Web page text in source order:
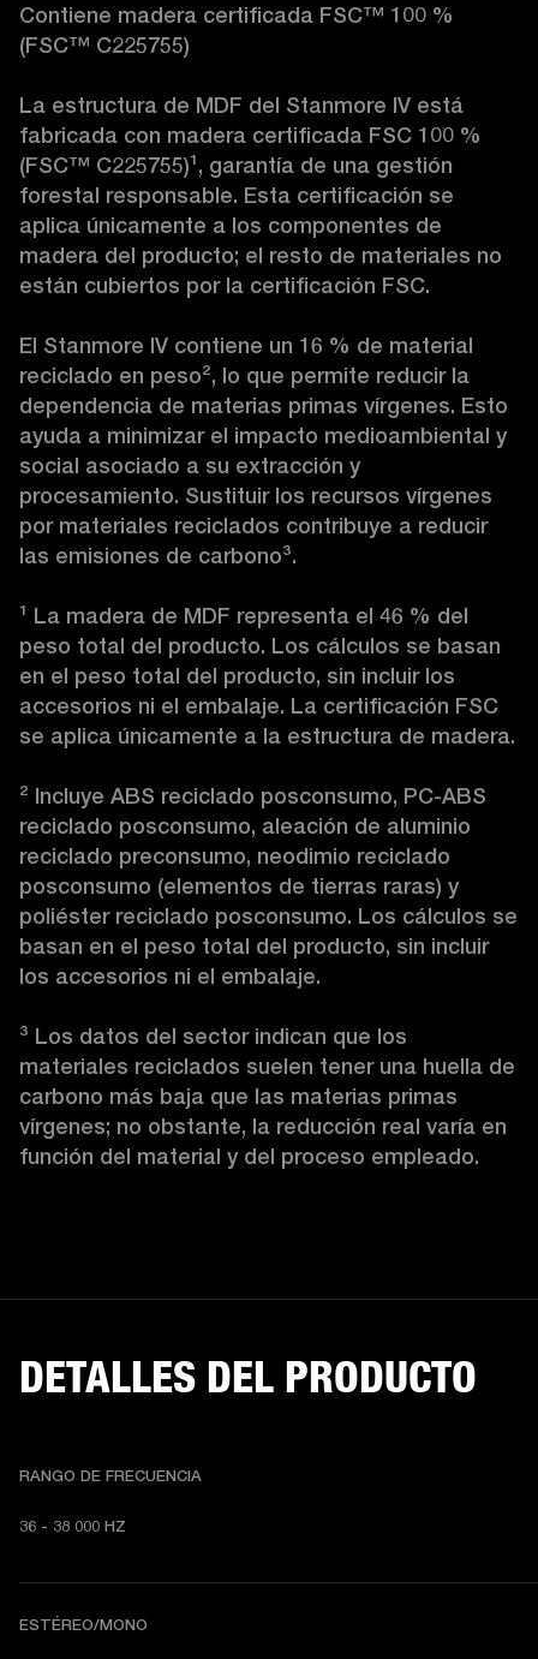
Contiene madera certificada FSC™ 100 %
(FSC™ C225755)
La estructura de MDF del Stanmore IV está
fabricada con madera certificada FSC 100 %
(FSC™ C225755)¹, garantía de una gestión
forestal responsable. Esta certificación se
aplica únicamente a los componentes de
madera del producto; el resto de materiales no
están cubiertos por la certificación FSC.
El Stanmore IV contiene un 16 % de material
reciclado en peso², lo que permite reducir la
dependencia de materias primas vírgenes. Esto
ayuda a minimizar el impacto medioambiental y
social asociado a su extracción y
procesamiento. Sustituir los recursos vírgenes
por materiales reciclados contribuye a reducir
las emisiones de carbono³.
¹ La madera de MDF representa el 46 % del
peso total del producto. Los cálculos se basan
en el peso total del producto, sin incluir los
accesorios ni el embalaje. La certificación FSC
se aplica únicamente a la estructura de madera.
² Incluye ABS reciclado posconsumo, PC-ABS
reciclado posconsumo, aleación de aluminio
reciclado preconsumo, neodimio reciclado
posconsumo (elementos de tierras raras) y
poliéster reciclado posconsumo. Los cálculos se
basan en el peso total del producto, sin incluir
los accesorios ni el embalaje.
³ Los datos del sector indican que los
materiales reciclados suelen tener una huella de
carbono más baja que las materias primas
vírgenes; no obstante, la reducción real varía en
función del material y del proceso empleado.
DETALLES DEL PRODUCTO
RANGO DE FRECUENCIA
36 - 38 000 HZ
ESTÉREO/MONO